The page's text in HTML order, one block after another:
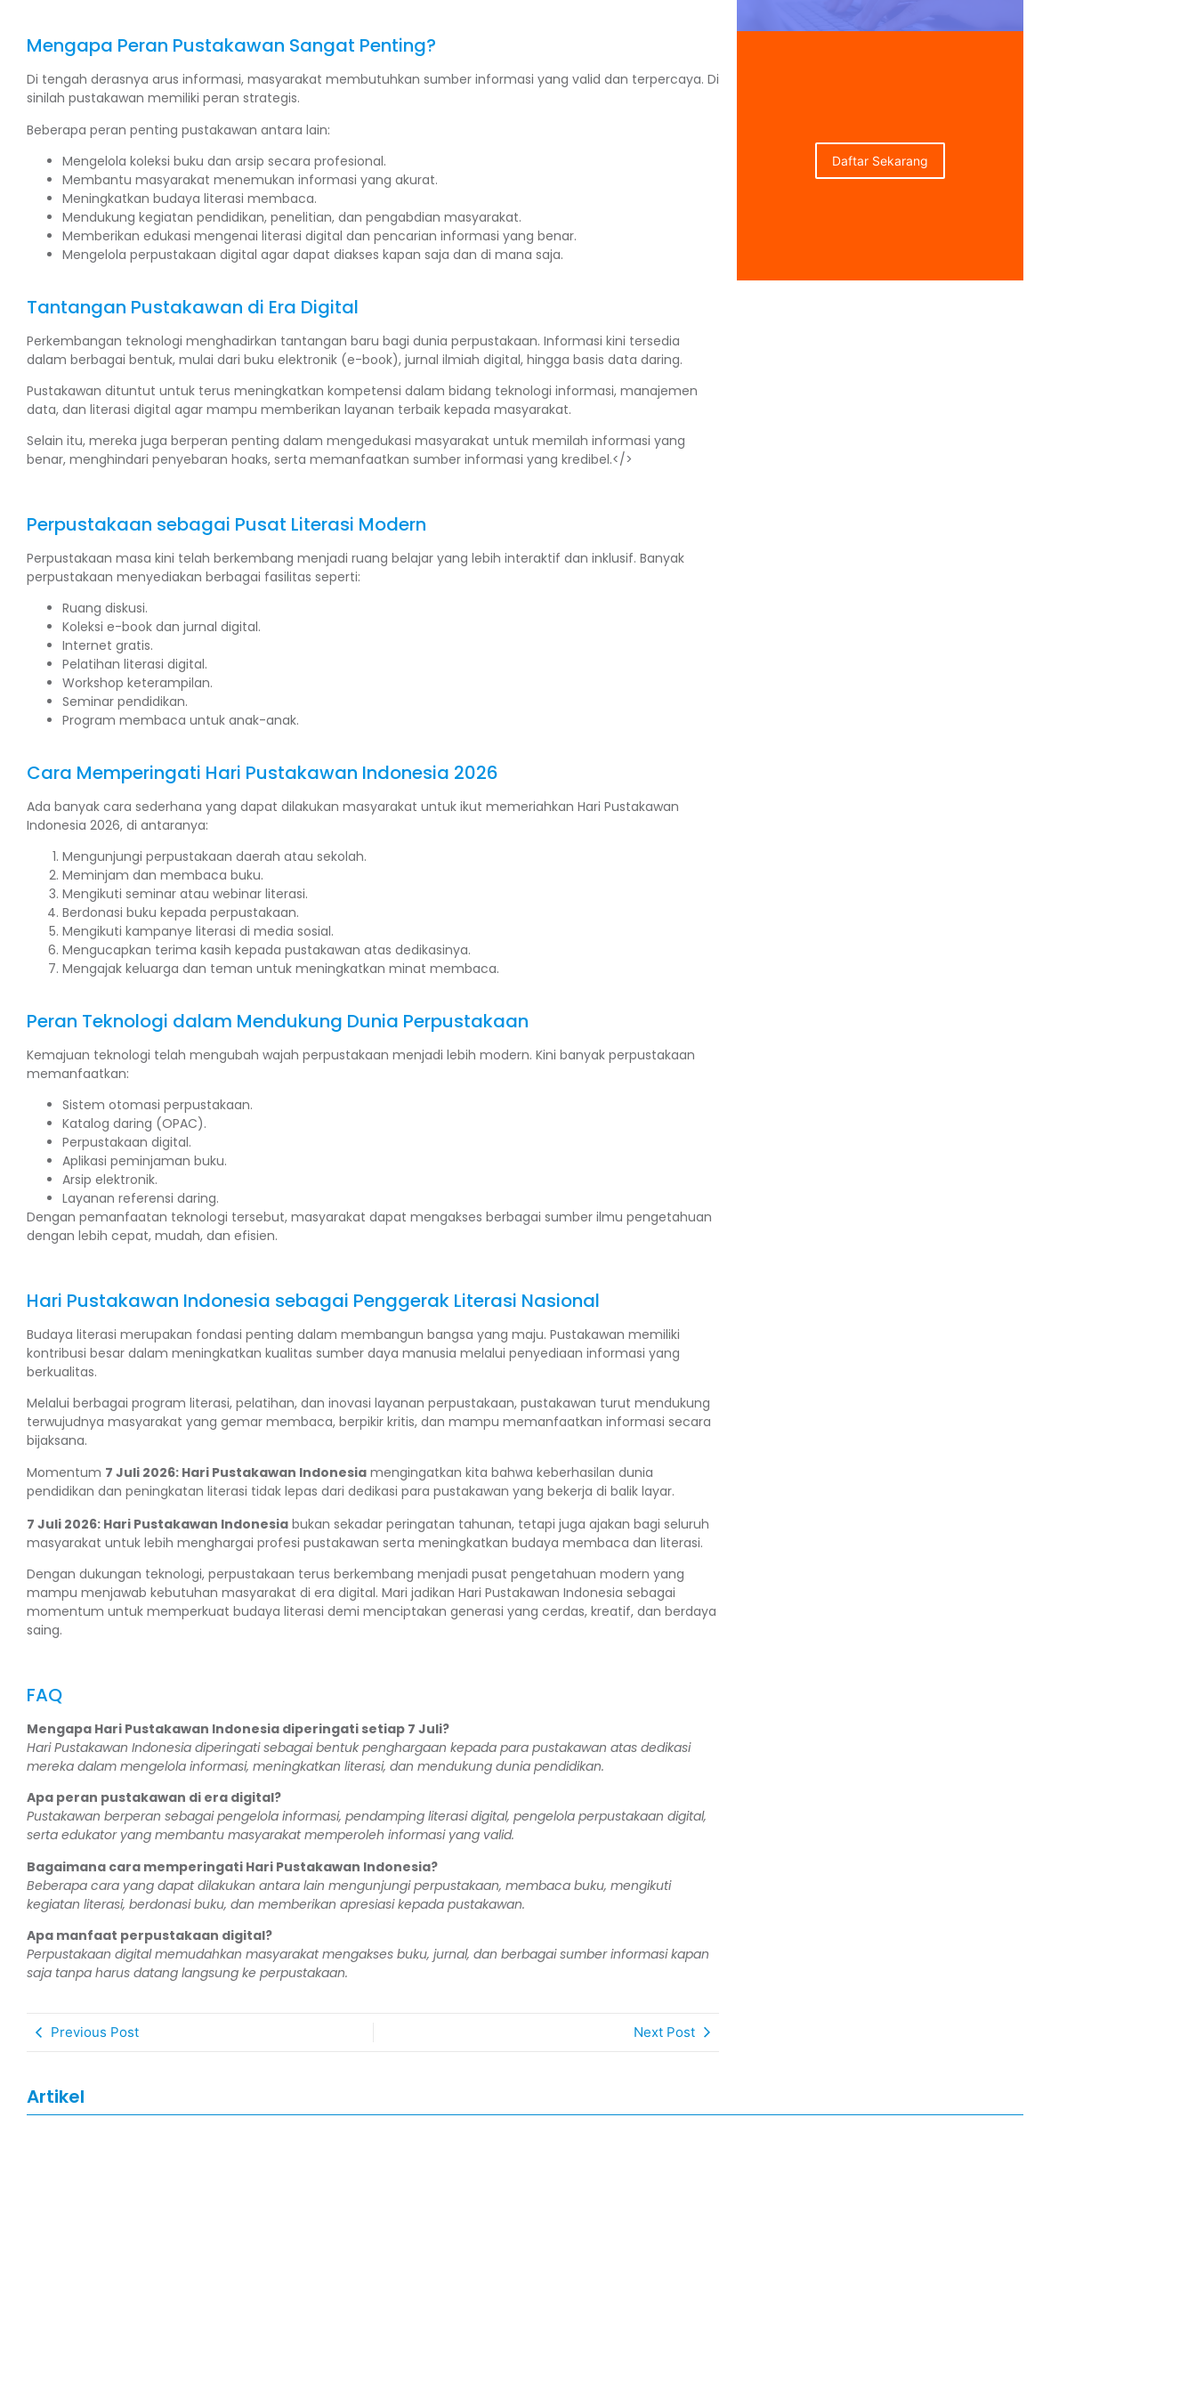
Mengapa Peran Pustakawan Sangat Penting?
Di tengah derasnya arus informasi, masyarakat membutuhkan sumber informasi yang valid dan terpercaya. Di
sinilah pustakawan memiliki peran strategis.
Beberapa peran penting pustakawan antara lain:
Mengelola koleksi buku dan arsip secara profesional.
Membantu masyarakat menemukan informasi yang akurat.
Meningkatkan budaya literasi membaca.
Mendukung kegiatan pendidikan, penelitian, dan pengabdian masyarakat.
Memberikan edukasi mengenai literasi digital dan pencarian informasi yang benar.
Mengelola perpustakaan digital agar dapat diakses kapan saja dan di mana saja.
Tantangan Pustakawan di Era Digital
Perkembangan teknologi menghadirkan tantangan baru bagi dunia perpustakaan. Informasi kini tersedia
dalam berbagai bentuk, mulai dari buku elektronik (e-book), jurnal ilmiah digital, hingga basis data daring.
Pustakawan dituntut untuk terus meningkatkan kompetensi dalam bidang teknologi informasi, manajemen
data, dan literasi digital agar mampu memberikan layanan terbaik kepada masyarakat.
Selain itu, mereka juga berperan penting dalam mengedukasi masyarakat untuk memilah informasi yang
benar, menghindari penyebaran hoaks, serta memanfaatkan sumber informasi yang kredibel.</>
Perpustakaan sebagai Pusat Literasi Modern
Perpustakaan masa kini telah berkembang menjadi ruang belajar yang lebih interaktif dan inklusif. Banyak
perpustakaan menyediakan berbagai fasilitas seperti:
Ruang diskusi.
Koleksi e-book dan jurnal digital.
Internet gratis.
Pelatihan literasi digital.
Workshop keterampilan.
Seminar pendidikan.
Program membaca untuk anak-anak.
Cara Memperingati Hari Pustakawan Indonesia 2026
Ada banyak cara sederhana yang dapat dilakukan masyarakat untuk ikut memeriahkan Hari Pustakawan
Indonesia 2026, di antaranya:
Mengunjungi perpustakaan daerah atau sekolah.
Meminjam dan membaca buku.
Mengikuti seminar atau webinar literasi.
Berdonasi buku kepada perpustakaan.
Mengikuti kampanye literasi di media sosial.
Mengucapkan terima kasih kepada pustakawan atas dedikasinya.
Mengajak keluarga dan teman untuk meningkatkan minat membaca.
Peran Teknologi dalam Mendukung Dunia Perpustakaan
Kemajuan teknologi telah mengubah wajah perpustakaan menjadi lebih modern. Kini banyak perpustakaan
memanfaatkan:
Sistem otomasi perpustakaan.
Katalog daring (OPAC).
Perpustakaan digital.
Aplikasi peminjaman buku.
Arsip elektronik.
Layanan referensi daring.
Dengan pemanfaatan teknologi tersebut, masyarakat dapat mengakses berbagai sumber ilmu pengetahuan
dengan lebih cepat, mudah, dan efisien.
Hari Pustakawan Indonesia sebagai Penggerak Literasi Nasional
Budaya literasi merupakan fondasi penting dalam membangun bangsa yang maju. Pustakawan memiliki
kontribusi besar dalam meningkatkan kualitas sumber daya manusia melalui penyediaan informasi yang
berkualitas.
Melalui berbagai program literasi, pelatihan, dan inovasi layanan perpustakaan, pustakawan turut mendukung
terwujudnya masyarakat yang gemar membaca, berpikir kritis, dan mampu memanfaatkan informasi secara
bijaksana.
Momentum 7 Juli 2026: Hari Pustakawan Indonesia mengingatkan kita bahwa keberhasilan dunia
pendidikan dan peningkatan literasi tidak lepas dari dedikasi para pustakawan yang bekerja di balik layar.
7 Juli 2026: Hari Pustakawan Indonesia bukan sekadar peringatan tahunan, tetapi juga ajakan bagi seluruh
masyarakat untuk lebih menghargai profesi pustakawan serta meningkatkan budaya membaca dan literasi.
Dengan dukungan teknologi, perpustakaan terus berkembang menjadi pusat pengetahuan modern yang
mampu menjawab kebutuhan masyarakat di era digital. Mari jadikan Hari Pustakawan Indonesia sebagai
momentum untuk memperkuat budaya literasi demi menciptakan generasi yang cerdas, kreatif, dan berdaya
saing.
FAQ
Mengapa Hari Pustakawan Indonesia diperingati setiap 7 Juli?
Hari Pustakawan Indonesia diperingati sebagai bentuk penghargaan kepada para pustakawan atas dedikasi
mereka dalam mengelola informasi, meningkatkan literasi, dan mendukung dunia pendidikan.
Apa peran pustakawan di era digital?
Pustakawan berperan sebagai pengelola informasi, pendamping literasi digital, pengelola perpustakaan digital,
serta edukator yang membantu masyarakat memperoleh informasi yang valid.
Bagaimana cara memperingati Hari Pustakawan Indonesia?
Beberapa cara yang dapat dilakukan antara lain mengunjungi perpustakaan, membaca buku, mengikuti
kegiatan literasi, berdonasi buku, dan memberikan apresiasi kepada pustakawan.
Apa manfaat perpustakaan digital?
Perpustakaan digital memudahkan masyarakat mengakses buku, jurnal, dan berbagai sumber informasi kapan
saja tanpa harus datang langsung ke perpustakaan.
Previous Post Next Post
Daftar Sekarang
Artikel